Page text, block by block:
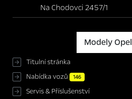
Na Chodovci 2457/1
Modely Opel
Titulní stránka
Nabídka vozů
146
Servis & Příslušenství